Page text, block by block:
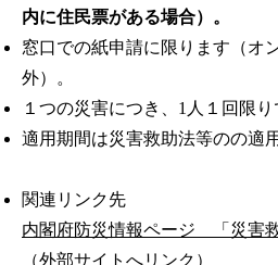
内に住民票がある場合）。
窓口での紙申請に限ります（オ
外）。
１つの災害につき、1人１回限り
適用期間は災害救助法等のの適
関連リンク先
内閣府防災情報ページ 「災害
（外部サイトへリンク）